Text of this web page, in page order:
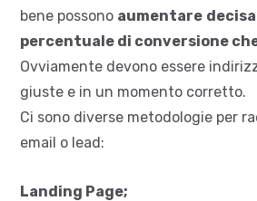
bene possono aumentare
percentuale di conversione che
Ovviamente devono essere
giuste e in un momento corretto.
Ci sono diverse metodologie per
email o lead:
Landing Page;